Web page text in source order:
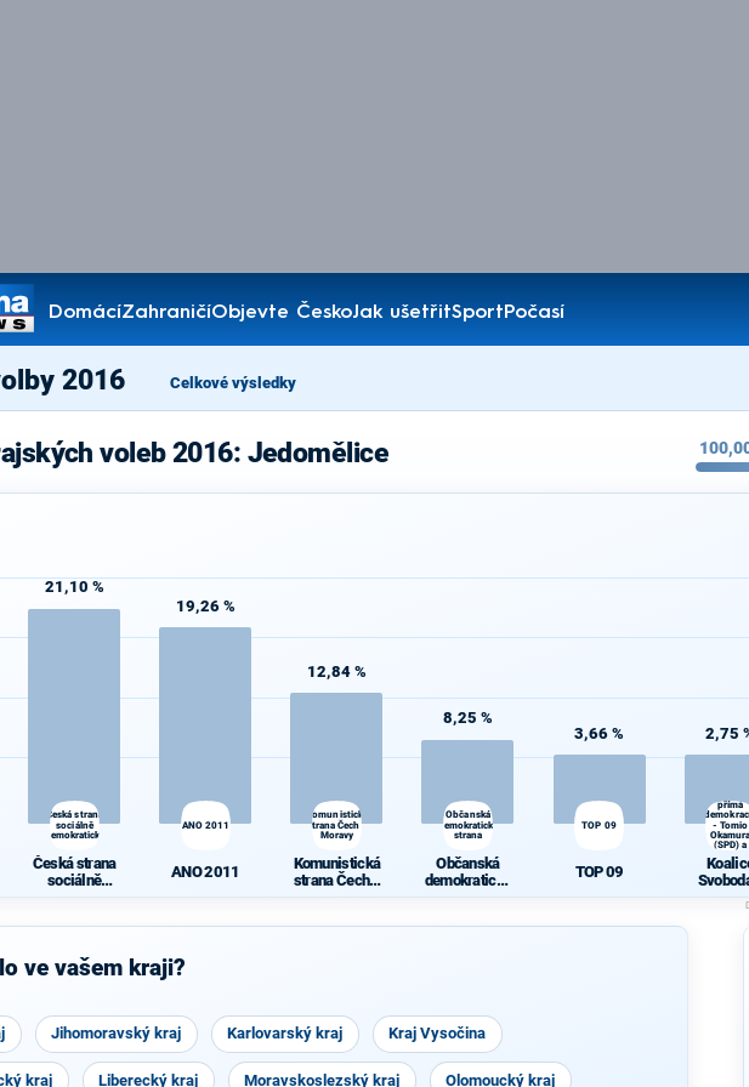
DomácíZahraničíObjevte ČeskoJak ušetřitSportPočasí
Pořady
2016 Celkové výsledky
voleb 2016: Jedomělice
21,10 %
Česká strana
sociálně
demokratická
Česká strana
sociálně
19,26 %
ANO 2011
ANO 2011
12,84 %
Komunistická
strana Čech a
Moravy
Komunistická
strana Čech a
8,25 %
Občanská
demokratická
strana
Občanská
demokratická
3,66 %
TOP 09
TOP 09
2,75
přímá
- Tomio
Okamura
(SPD) a
Strana
Občanů
přímá
Tomio
(SPD) a
ve vašem kraji?
Jihomoravský kraj Karlovarský kraj Kraj Vysočina
kraj Liberecký kraj Moravskoslezský kraj Olomoucký kraj